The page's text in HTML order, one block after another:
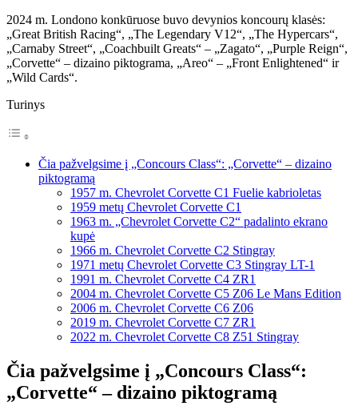
2024 m. Londono konkūruose buvo devynios koncourų klasės:
„Great British Racing“, „The Legendary V12“, „The Hypercars“,
„Carnaby Street“, „Coachbuilt Greats“ – „Zagato“, „Purple Reign“,
„Corvette“ – dizaino piktograma, „Areo“ – „Front Enlightened“ ir
„Wild Cards“.
Turinys
Čia pažvelgsime į „Concours Class“: „Corvette“ – dizaino
piktogramą
1957 m. Chevrolet Corvette C1 Fuelie kabrioletas
1959 metų Chevrolet Corvette C1
1963 m. „Chevrolet Corvette C2“ padalinto ekrano
kupė
1966 m. Chevrolet Corvette C2 Stingray
1971 metų Chevrolet Corvette C3 Stingray LT-1
1991 m. Chevrolet Corvette C4 ZR1
2004 m. Chevrolet Corvette C5 Z06 Le Mans Edition
2006 m. Chevrolet Corvette C6 Z06
2019 m. Chevrolet Corvette C7 ZR1
2022 m. Chevrolet Corvette C8 Z51 Stingray
Čia pažvelgsime į „Concours Class“:
„Corvette“ – dizaino piktogramą